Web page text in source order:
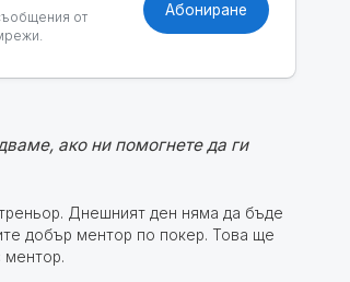
от
Абониране
ако ни помогнете да ги
Днешният ден няма да бъде
добър ментор по покер. Това ще
ментор.